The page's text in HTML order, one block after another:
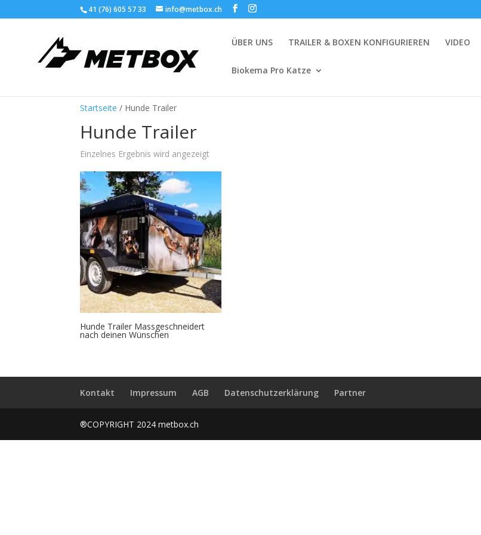
41 (76) 605 57 33 info@metbox.ch
ÜBER UNS TRAILER & BOXEN KONFIGURIEREN VIDEO
Biokema Pro Katze
Startseite / Hunde Trailer
Hunde Trailer
Einzelnes Ergebnis wird angezeigt
Hunde Trailer Massgeschneidert
nach deinen Wünschen
Kontakt Impressum AGB Datenschutzerklärung Partner
®COPYRIGHT 2024 metbox.ch